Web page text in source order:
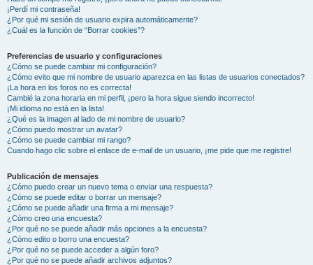
¡Perdí mi contraseña!
¿Por qué mi sesión de usuario expira automáticamente?
¿Cuál es la función de “Borrar cookies”?
Preferencias de usuario y configuraciones
¿Cómo se puede cambiar mi configuración?
¿Cómo evito que mi nombre de usuario aparezca en las listas de usuarios conectados?
¡La hora en los foros no es correcta!
Cambié la zona horaria en mi perfil, ¡pero la hora sigue siendo incorrecto!
¡Mi idioma no está en la lista!
¿Qué es la imagen al lado de mi nombre de usuario?
¿Cómo puedo mostrar un avatar?
¿Cómo se puede cambiar mi rango?
Cuando hago clic sobre el enlace de e-mail de un usuario, ¡me pide que me registre!
Publicación de mensajes
¿Cómo puedo crear un nuevo tema o enviar una respuesta?
¿Cómo se puede editar o borrar un mensaje?
¿Cómo se puede añadir una firma a mi mensaje?
¿Cómo creo una encuesta?
¿Por qué no se puede añadir más opciones a la encuesta?
¿Cómo edito o borro una encuesta?
¿Por qué no se puede acceder a algún foro?
¿Por qué no se puede añadir archivos adjuntos?